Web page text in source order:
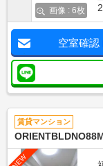
画像 : 6枚
空室確認
賃貸マンション
NEW